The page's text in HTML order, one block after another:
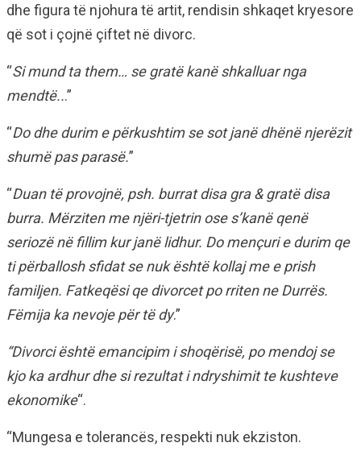
dhe figura të njohura të artit, rendisin shkaqet kryesore
që sot i çojnë çiftet në divorc.
“Si mund ta them… se gratë kanë shkalluar nga
mendtë...”
“Do dhe durim e përkushtim se sot janë dhënë njerëzit
shumë pas parasë.”
“Duan të provojnë, psh. burrat disa gra & gratë disa
burra. Mërziten me njëri-tjetrin ose s’kanë qenë
seriozë në fillim kur janë lidhur. Do mençuri e durim qe
ti përballosh sfidat se nuk është kollaj me e prish
familjen. Fatkeqësi qe divorcet po rriten ne Durrës.
Fëmija ka nevoje për të dy.”
“Divorci është emancipim i shoqërisë, po mendoj se
kjo ka ardhur dhe si rezultat i ndryshimit te kushteve
ekonomike“.
“Mungesa e tolerancës, respekti nuk ekziston.